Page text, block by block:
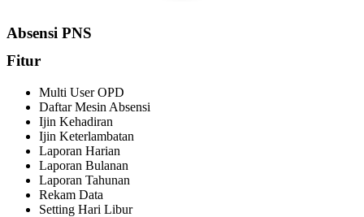
Absensi PNS
Fitur
Multi User OPD
Daftar Mesin Absensi
Ijin Kehadiran
Ijin Keterlambatan
Laporan Harian
Laporan Bulanan
Laporan Tahunan
Rekam Data
Setting Hari Libur